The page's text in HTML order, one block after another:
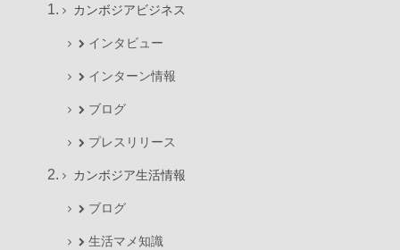
カンボジアビジネス
インタビュー
インターン情報
ブログ
プレスリリース
カンボジア生活情報
ブログ
生活マメ知識